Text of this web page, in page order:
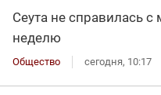
Сеута не справилась
неделю
Общество сегодня, 10:17